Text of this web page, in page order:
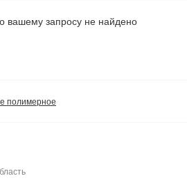
вашему запросу не найдено
полимерное